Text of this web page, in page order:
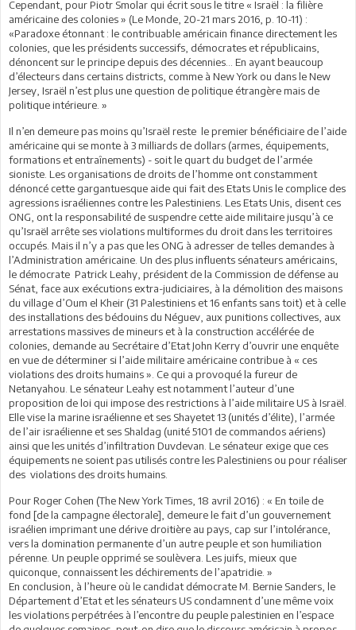
Cependant, pour Piotr Smolar qui écrit sous le titre « Israël : la filière
américaine des colonies » (Le Monde, 20-21 mars 2016, p. 10-11) :
«Paradoxe étonnant : le contribuable américain finance directement les
colonies, que les présidents successifs, démocrates et républicains,
dénoncent sur le principe depuis des décennies… En ayant beaucoup
d’électeurs dans certains districts, comme à New York ou dans le New
Jersey, Israël n’est plus une question de politique étrangère mais de
politique intérieure. »
Il n’en demeure pas moins qu’Israël reste le premier bénéficiaire de l’aide
américaine qui se monte à 3 milliards de dollars (armes, équipements,
formations et entraînements) - soit le quart du budget de l’armée
sioniste. Les organisations de droits de l’homme ont constamment
dénoncé cette gargantuesque aide qui fait des Etats Unis le complice des
agressions israéliennes contre les Palestiniens. Les Etats Unis, disent ces
ONG, ont la responsabilité de suspendre cette aide militaire jusqu’à ce
qu’Israël arrête ses violations multiformes du droit dans les territoires
occupés. Mais il n’y a pas que les ONG à adresser de telles demandes à
l’Administration américaine. Un des plus influents sénateurs américains,
le démocrate Patrick Leahy, président de la Commission de défense au
Sénat, face aux exécutions extra-judiciaires, à la démolition des maisons
du village d’Oum el Kheir (31 Palestiniens et 16 enfants sans toit) et à celle
des installations des bédouins du Néguev, aux punitions collectives, aux
arrestations massives de mineurs et à la construction accélérée de
colonies, demande au Secrétaire d’Etat John Kerry d’ouvrir une enquête
en vue de déterminer si l’aide militaire américaine contribue à « ces
violations des droits humains ». Ce qui a provoqué la fureur de
Netanyahou. Le sénateur Leahy est notamment l’auteur d’une
proposition de loi qui impose des restrictions à l’aide militaire US à Israël.
Elle vise la marine israélienne et ses Shayetet 13 (unités d’élite), l’armée
de l’air israélienne et ses Shaldag (unité 5101 de commandos aériens)
ainsi que les unités d’infiltration Duvdevan. Le sénateur exige que ces
équipements ne soient pas utilisés contre les Palestiniens ou pour réaliser
des violations des droits humains.
Pour Roger Cohen (The New York Times, 18 avril 2016) : « En toile de
fond [de la campagne électorale], demeure le fait d’un gouvernement
israélien imprimant une dérive droitière au pays, cap sur l’intolérance,
vers la domination permanente d’un autre peuple et son humiliation
pérenne. Un peuple opprimé se soulèvera. Les juifs, mieux que
quiconque, connaissent les déchirements de l’apatridie. »
En conclusion, à l’heure où le candidat démocrate M. Bernie Sanders, le
Département d’Etat et les sénateurs US condamnent d’une même voix
les violations perpétrées à l’encontre du peuple palestinien en l’espace